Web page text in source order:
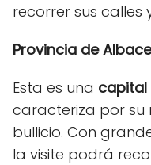
recorrer sus calles
Provincia de
Esta es una capital
caracteriza por su
bullicio. Con
la visite podrá